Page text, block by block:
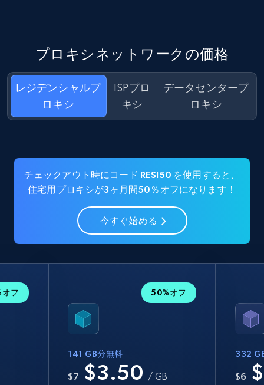
プロキシネットワークの価格
レジデンシャルプ
ロキシ
ISPプロ
キシ
データセンタープ
ロキシ
チェックアウト時にコード RESI50 を使用すると、
住宅用プロキシが3ヶ月間50％オフになります！
今すぐ始める
フ 50%オフ
141 GB分無料
$7 $3.50 / GB
332
$6